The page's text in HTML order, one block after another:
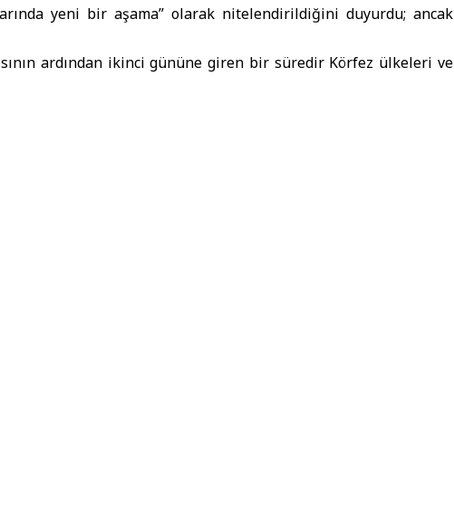
yeni bir aşama” olarak nitelendirildiğini duyurdu; ancak
ardından ikinci gününe giren bir süredir Körfez ülkeleri ve